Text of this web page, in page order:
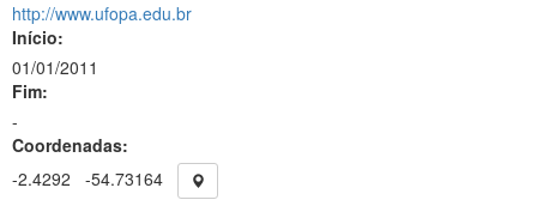
http://www.ufopa.edu.br
Início:
01/01/2011
Fim:
-
Coordenadas:
-2.4292
-54.73164